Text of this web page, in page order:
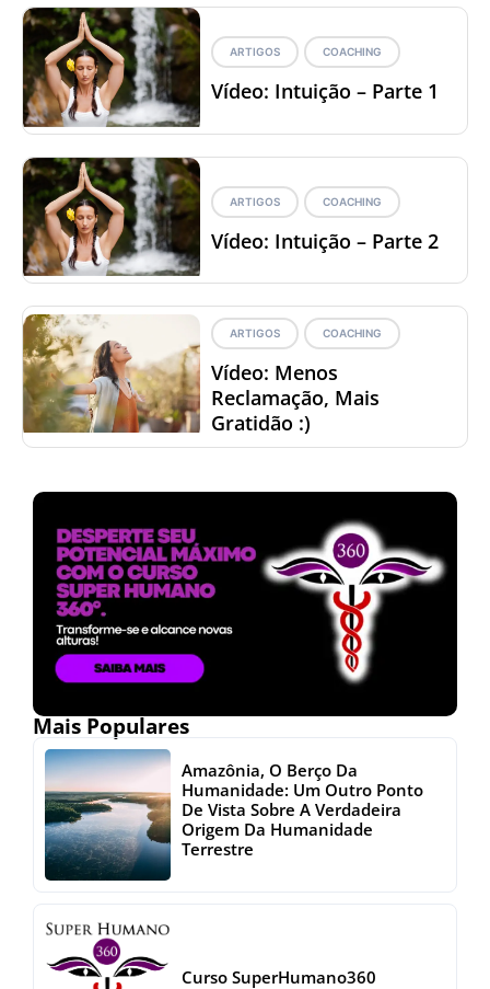
ARTIGOS COACHING
Vídeo: Intuição – Parte 1
ARTIGOS COACHING
Vídeo: Intuição – Parte 2
ARTIGOS COACHING
Vídeo: Menos
Reclamação, Mais
Gratidão :)
Mais Populares
Amazônia, O Berço Da
Humanidade: Um Outro Ponto
De Vista Sobre A Verdadeira
Origem Da Humanidade
Terrestre
Curso SuperHumano360